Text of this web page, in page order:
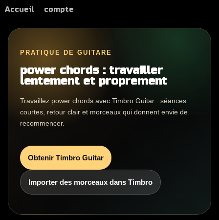
Accueil compte
PRATIQUE DE GUITARE
power chords : travailler
lentement et proprement
Travaillez power chords avec Timbro Guitar : séances
courtes, retour clair et morceaux qui donnent envie de
recommencer.
Obtenir Timbro Guitar
Importer des morceaux dans Timbro